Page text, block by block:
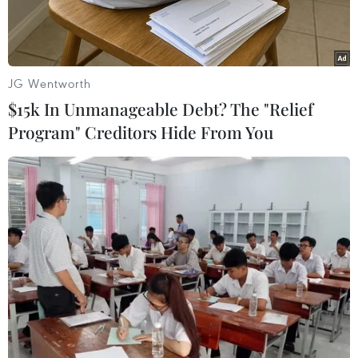
toàn Liên minhchâu Âu (EU).
Tuyên bố này được đưa ra trong bối cảnh Pháp
và Đức - hai nền kinh tế đầu tàutrong Khu vực
đã đưa ra đề xuất vềsửa đổi hiệp ước châu Âu
nhằm đối phó với cuộc khủng hoảng nợ hiện
nay trong khuvực này.
Các nguồn tin châu Âu ngày 28/11 cho biết,
trong cuộc gặp với các đại sứ cácnước EU ở
Brussels mới đây, ông Klaus Welle - một quan
chức của EP, cho biếtNghị viện châu Âu đã nhấn
mạnh sự cần thiết phải mở một cuộc tranh luận
côngkhai và mở rộng ở 27 nước thành viên EU
trong thời gian 6 tháng về việc thay đổihiệp ước
JG Wentworth
$15k In Unmanageable Debt? The "Relief
Program" Creditors Hide From You